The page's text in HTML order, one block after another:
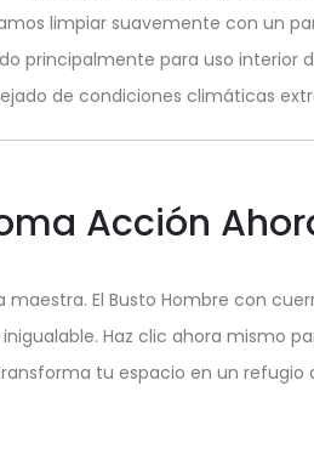
limpiar suavemente con un
principalmente para uso
de condiciones climáticas
Acción
El Busto Hombre con
Haz clic ahora mismo
tu espacio en un refugio